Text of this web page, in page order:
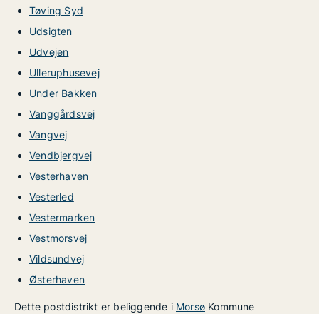
Tøving Syd
Udsigten
Udvejen
Ulleruphusevej
Under Bakken
Vanggårdsvej
Vangvej
Vendbjergvej
Vesterhaven
Vesterled
Vestermarken
Vestmorsvej
Vildsundvej
Østerhaven
Dette postdistrikt er beliggende i Morsø Kommune